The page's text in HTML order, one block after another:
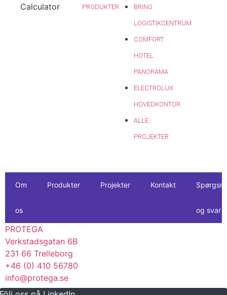
Calculator
PRODUKTER BRING
LOGISTIKCENTRUM
COMFORT
HOTEL
PANORAMA
ELECTROLUX
HOVEDKONTOR
ALLE
PROJEKTER
Om
os
Produkter Projekter Kontakt
og svar
PROTEGA
Verkstadsgatan 6B
231 66 Trelleborg
+46 (0) 410 56780
info@protega.se